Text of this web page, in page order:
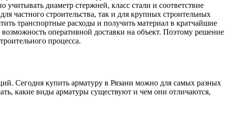
диаметр стержней, класс стали и соответствие
частного строительства, так и для крупных строительных
транспортные расходы и получить материал в кратчайшие
оперативной доставки на объект. Поэтому решение
процесса.
Сегодня купить арматуру в Рязани можно для самых разных
какие виды арматуры существуют и чем они отличаются,